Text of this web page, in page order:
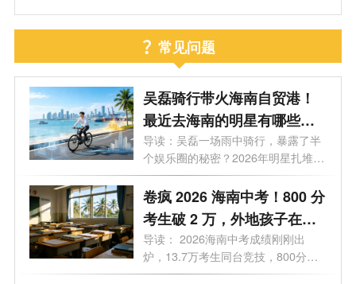
常见问题
吴磊骑行带火海南自贸港！
最近去海南的明星有哪些？
2026 海南有哪些明星注册公
司？
导读：吴磊一场雨中骑行，暴露了半
个娱乐圈的秘密？2026年明星扎堆去
海南...
卷疯 2026 海南中考！800 分
考生破 2 万，外地孩子在海
南中考需要什么条件？高层
次人才子女政策 + 报名流程
导读： 2026海南中考成绩刚刚出
炉，13.7万考生同台竞技，800分以
上突破2万人...